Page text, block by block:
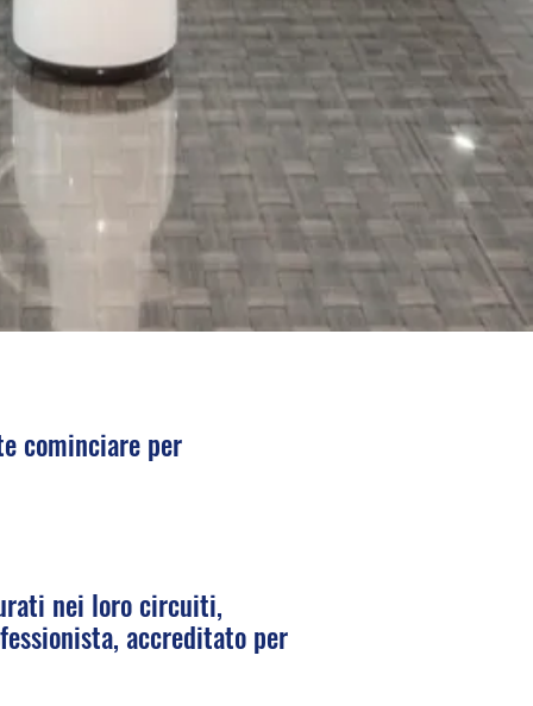
cominciare per
nei loro circuiti,
accreditato per